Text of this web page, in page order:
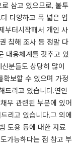
삼고 있으므로, 불투
다양하고 폭 넓은 업
부터시작해서 개인 사
침해 조사 등 정말 다
대응체계를 갖추고 있
분들도 상당히 많이
확보할 수 있으며 가정
드리고 있습니다.​연인
무 관련된 부분에 있어
리고 있습니다.​그 외에
도용 등에 대한 자료
가능하다는 점 참고 부